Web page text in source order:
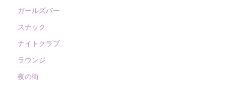
ガールズバー
スナック
ナイトクラブ
ラウンジ
夜の街